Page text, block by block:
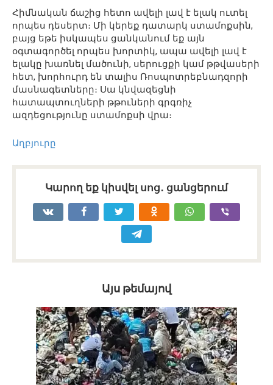
Հիմնական ճաշից հետո ավելի լավ է ելակ ուտել
որպես դեսերտ։ Մի կերեք դատարկ ստամոքսին,
բայց եթե իսկապես ցանկանում եք այն
օգտագործել որպես խորտիկ, ապա ավելի լավ է
ելակը խառնել մածունի, սերուցքի կամ թթվասերի
հետ, խորհուրդ են տալիս Ռոսպոտրեբնադզորի
մասնագետները։ Սա կնվազեցնի
հատապտուղների թթուների գրգռիչ
ազդեցությունը ստամոքսի վրա։
Աղբյուրը
Կարող եք կիսվել սոց․ ցանցերում
Այս թեմայով
Լուրեր 0